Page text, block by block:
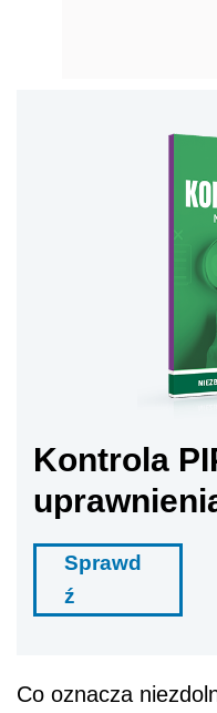
Kontrola
Sprawd
ź
Co oznacza